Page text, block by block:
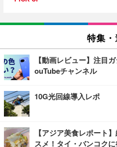
特集・
【動画レビュー】注目
ouTubeチャンネル
10G光回線導入レポ
【アジア美食レポート
スメ！タイ・バンコク